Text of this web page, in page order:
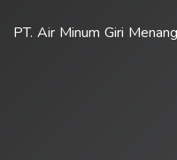
PT. Air Minum Giri Menang